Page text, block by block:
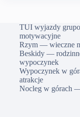
TUI wyjazdy
motywacyjne
Rzym — wieczne
Beskidy —
wypoczynek
Wypoczynek w
atrakcje
Nocleg w górach